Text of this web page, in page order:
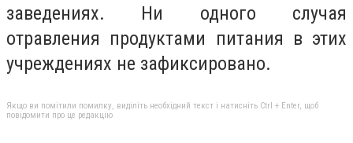
заведениях. Ни одного случая
отравления продуктами питания в этих
учреждениях не зафиксировано.
Якщо ви помітили помилку, виділіть необхідний текст і натисніть Ctrl + Enter, щоб
повідомити про це редакцію